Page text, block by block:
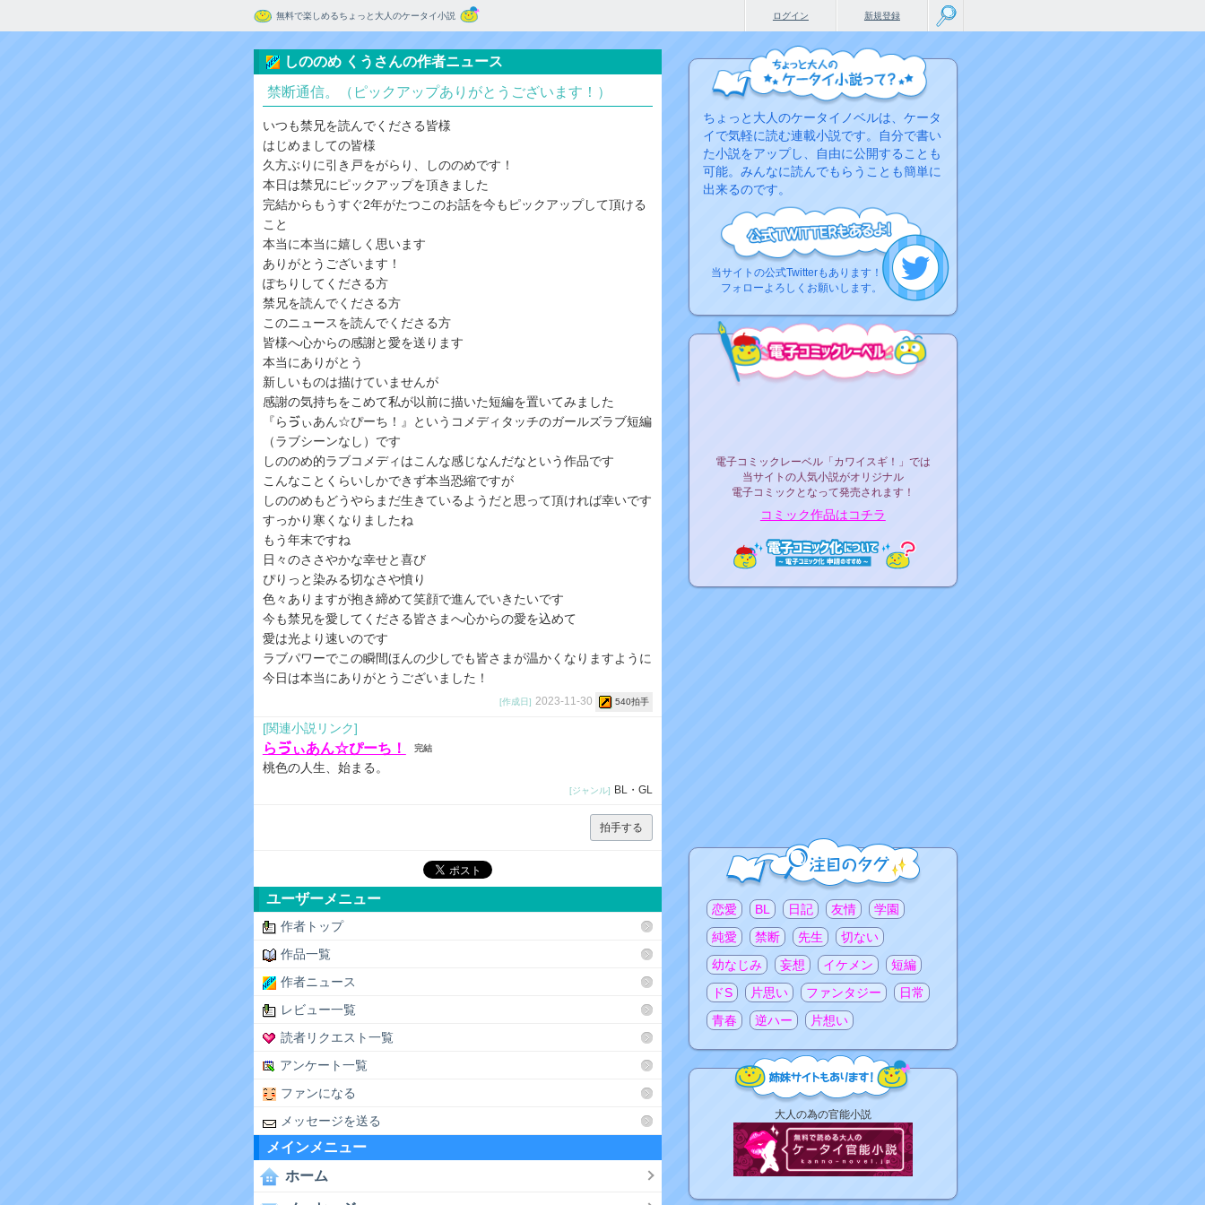
無料で楽しめるちょっと大人のケータイ小説 新規登録
ログイン
しののめ くうさんの作者ニュース
禁断通信。（ピックアップありがとうございます！）
いつも禁兄を読んでくださる皆様
はじめましての皆様
久方ぶりに引き戸をがらり、しののめです！
本日は禁兄にピックアップを頂きました
完結からもうすぐ2年がたつこのお話を今もピックアップして頂ける
こと
本当に本当に嬉しく思います
ありがとうございます！
ぽちりしてくださる方
禁兄を読んでくださる方
このニュースを読んでくださる方
皆様へ心からの感謝と愛を送ります
本当にありがとう
新しいものは描けていませんが
感謝の気持ちをこめて私が以前に描いた短編を置いてみました
『らゔぃあん☆ぴーち！』というコメディタッチのガールズラブ短編
（ラブシーンなし）です
しののめ的ラブコメディはこんな感じなんだなという作品です
こんなことくらいしかできず本当恐縮ですが
しののめもどうやらまだ生きているようだと思って頂ければ幸いです
すっかり寒くなりましたね
もう年末ですね
日々のささやかな幸せと喜び
ぴりっと染みる切なさや憤り
色々ありますが抱き締めて笑顔で進んでいきたいです
今も禁兄を愛してくださる皆さまへ心からの愛を込めて
愛は光より速いのです
ラブパワーでこの瞬間ほんの少しでも皆さまが温かくなりますように
今日は本当にありがとうございました！
[作成日] 2023-11-30 540拍手
[関連小説リンク]
らゔぃあん☆ぴーち！ 完結
桃色の人生、始まる。
[ジャンル] BL・GL
拍手する
ユーザーメニュー
作者トップ
作品一覧
作者ニュース
レビュー一覧
読者リクエスト一覧
アンケート一覧
ファンになる
メッセージを送る
メインメニュー
ホーム
ちょっと大人のケータイノベルは、ケータ
イで気軽に読む連載小説です。自分で書い
た小説をアップし、自由に公開することも
可能。みんなに読んでもらうことも簡単に
出来るのです。
当サイトの公式Twitterもあります！
フォローよろしくお願いします。
電子コミックレーベル「カワイスギ！」では
当サイトの人気小説がオリジナル
電子コミックとなって発売されます！
コミック作品はコチラ
注目のタグ
恋愛 BL 日記 友情
学園
純愛
禁断 先生
切ない
幼なじみ
妄想 イケメン
短編
ドS
片思い ファンタジー
日常
青春
逆ハー 片想い
大人の為の官能小説